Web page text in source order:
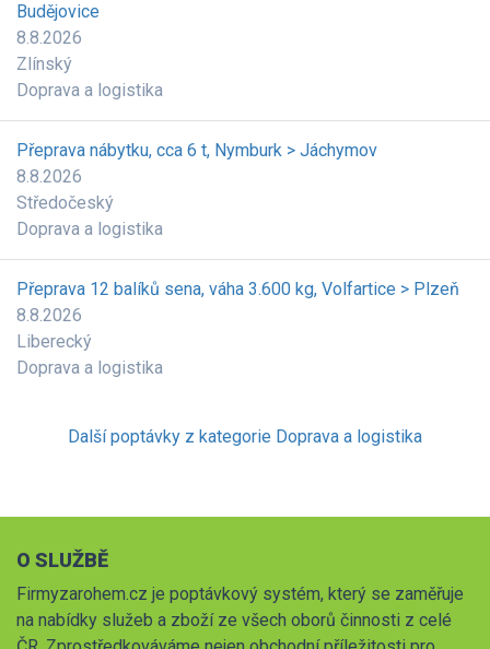
Budějovice
8.8.2026
Zlínský
Doprava a logistika
Přeprava nábytku, cca 6 t, Nymburk > Jáchymov
8.8.2026
Středočeský
Doprava a logistika
Přeprava 12 balíků sena, váha 3.600 kg, Volfartice > Plzeň
8.8.2026
Liberecký
Doprava a logistika
Další poptávky z kategorie Doprava a logistika
O SLUŽBĚ
Firmyzarohem.cz je poptávkový systém, který se zaměřuje
na nabídky služeb a zboží ze všech oborů činnosti z celé